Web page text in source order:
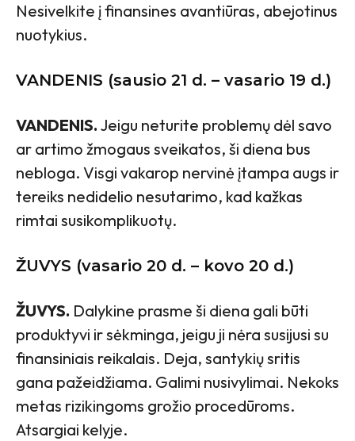
Nesivelkite į finansines avantiūras, abejotinus
nuotykius.
VANDENIS (sausio 21 d. – vasario 19 d.)
VANDENIS. Jeigu neturite problemų dėl savo
ar artimo žmogaus sveikatos, ši diena bus
nebloga. Visgi vakarop nervinė įtampa augs ir
tereiks nedidelio nesutarimo, kad kažkas
rimtai susikomplikuotų.
ŽUVYS (vasario 20 d. – kovo 20 d.)
ŽUVYS. Dalykine prasme ši diena gali būti
produktyvi ir sėkminga, jeigu ji nėra susijusi su
finansiniais reikalais. Deja, santykių sritis
gana pažeidžiama. Galimi nusivylimai. Nekoks
metas rizikingoms grožio procedūroms.
Atsargiai kelyje.